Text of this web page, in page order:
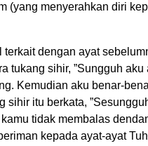
(yang menyerahkan diri
terkait dengan ayat
tukang sihir, ”Sungguh
Kemudian aku benar-
sihir itu berkata,
tidak membalas
kepada ayat-ayat